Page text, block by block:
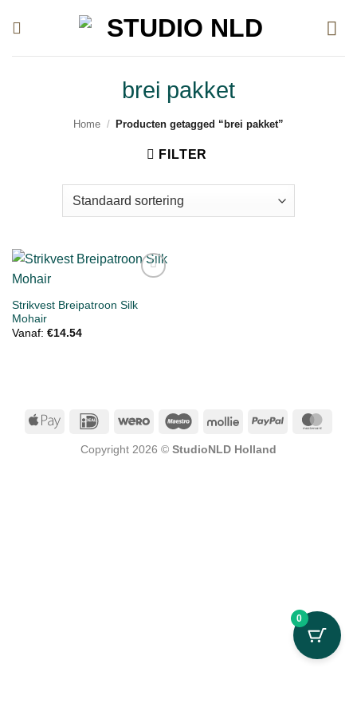
brei pakket
Home / Producten getagged “brei pakket”
FILTER
aan
verlanglijst
Strikvest Breipatroon Silk
Mohair
Vanaf: €14.54
Apple
IDeal Wero Maestro Mollie PayPal
Copyright 2026 © StudioNLD Holland
0